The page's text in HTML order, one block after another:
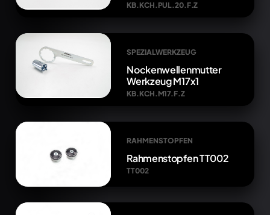
KB.KCH.PUL.20.F.Z
SPEZIALWERKZEUG
Nockenwellenmutter
Werkzeug M17x1
KB.KCH.M17.F.Z
RAHMENSTOPFEN
Rahmenstopfen TT002
TT002